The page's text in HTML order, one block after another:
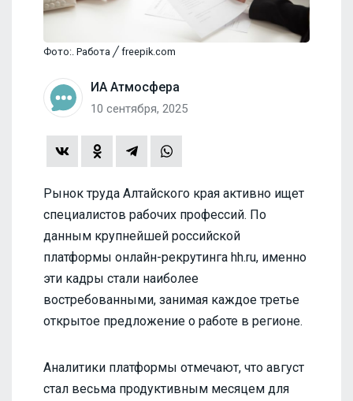
Фото:. Работа ╱ freepik.com
ИА Атмосфера
10 сентября, 2025
Рынок труда Алтайского края активно ищет
специалистов рабочих профессий. По
данным крупнейшей российской
платформы онлайн-рекрутинга hh.ru, именно
эти кадры стали наиболее
востребованными, занимая каждое третье
открытое предложение о работе в регионе.
Аналитики платформы отмечают, что август
стал весьма продуктивным месяцем для